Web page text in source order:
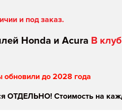
и под заказ.
Honda и Acura В
обновили до 2028 года
ОТДЕЛЬНО! Стоимость на